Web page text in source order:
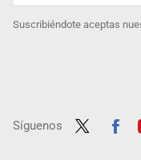
Suscribiéndote aceptas
Síguenos